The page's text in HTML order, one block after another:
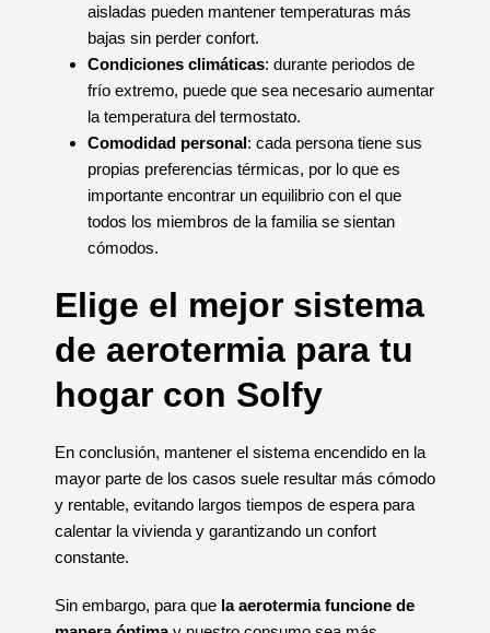
aisladas pueden mantener temperaturas más
bajas sin perder confort.
Condiciones climáticas: durante periodos de
frío extremo, puede que sea necesario aumentar
la temperatura del termostato.
Comodidad personal: cada persona tiene sus
propias preferencias térmicas, por lo que es
importante encontrar un equilibrio con el que
todos los miembros de la familia se sientan
cómodos.
Elige el mejor sistema
de aerotermia para tu
hogar con Solfy
En conclusión, mantener el sistema encendido en la
mayor parte de los casos suele resultar más cómodo
y rentable, evitando largos tiempos de espera para
calentar la vivienda y garantizando un confort
constante.
Sin embargo, para que la aerotermia funcione de